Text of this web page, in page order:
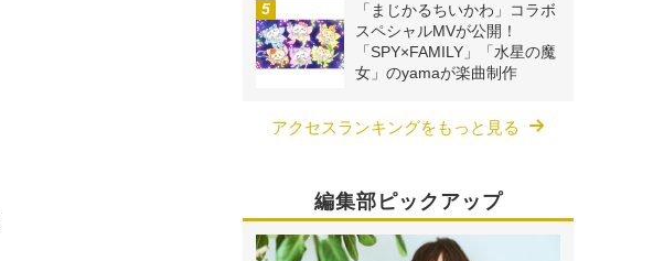
「まじかるちいかわ」コラボ
スペシャルMVが公開！
「SPY×FAMILY」「水星の魔
女」のyamaが楽曲制作
アクセスランキングをもっと見る
編集部ピックアップ